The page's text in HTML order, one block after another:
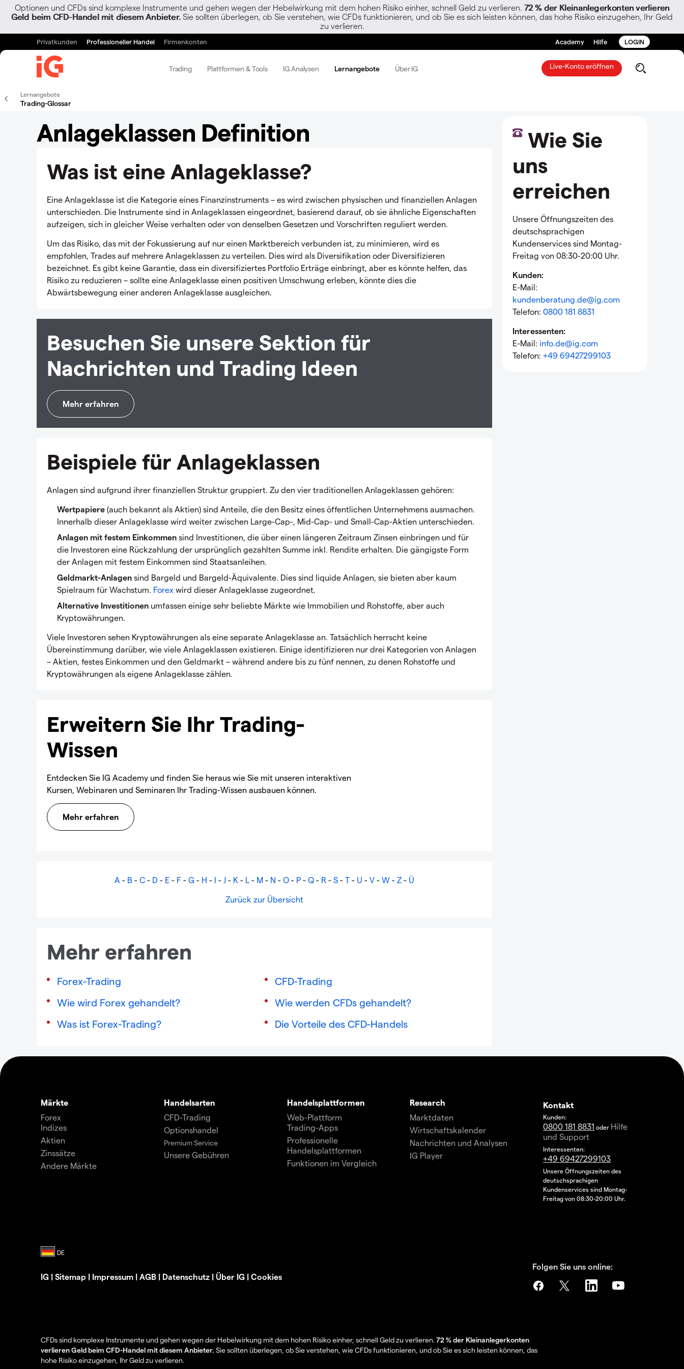
Optionen und CFDs sind komplexe Instrumente und gehen wegen der Hebelwirkung mit dem hohen Risiko einher, schnell Geld zu verlieren. 72 % der Kleinanlegerkonten verlieren
Geld beim CFD-Handel mit diesem Anbieter. Sie sollten überlegen, ob Sie verstehen, wie CFDs funktionieren, und ob Sie es sich leisten können, das hohe Risiko einzugehen, Ihr Geld
zu verlieren.
Privatkunden Professioneller Handel Firmenkonten Academy Hilfe LOGIN
Trading Plattformen & Tools IG Analysen Lernangebote Über IG Live-Konto eröffnen
Lernangebote
Trading-Glossar
Anlageklassen Definition
Was ist eine Anlageklasse?
Eine Anlageklasse ist die Kategorie eines Finanzinstruments – es wird zwischen physischen und finanziellen Anlagen
unterschieden. Die Instrumente sind in Anlageklassen eingeordnet, basierend darauf, ob sie ähnliche Eigenschaften
aufzeigen, sich in gleicher Weise verhalten oder von denselben Gesetzen und Vorschriften reguliert werden.
Um das Risiko, das mit der Fokussierung auf nur einen Marktbereich verbunden ist, zu minimieren, wird es
empfohlen, Trades auf mehrere Anlageklassen zu verteilen. Dies wird als Diversifikation oder Diversifizieren
bezeichnet. Es gibt keine Garantie, dass ein diversifiziertes Portfolio Erträge einbringt, aber es könnte helfen, das
Risiko zu reduzieren – sollte eine Anlageklasse einen positiven Umschwung erleben, könnte dies die
Abwärtsbewegung einer anderen Anlageklasse ausgleichen.
Besuchen Sie unsere Sektion für
Nachrichten und Trading Ideen
Mehr erfahren
Beispiele für Anlageklassen
Anlagen sind aufgrund ihrer finanziellen Struktur gruppiert. Zu den vier traditionellen Anlageklassen gehören:
Wertpapiere (auch bekannt als Aktien) sind Anteile, die den Besitz eines öffentlichen Unternehmens ausmachen.
Innerhalb dieser Anlageklasse wird weiter zwischen Large-Cap-, Mid-Cap- und Small-Cap-Aktien unterschieden.
Anlagen mit festem Einkommen sind Investitionen, die über einen längeren Zeitraum Zinsen einbringen und für
die Investoren eine Rückzahlung der ursprünglich gezahlten Summe inkl. Rendite erhalten. Die gängigste Form
der Anlagen mit festem Einkommen sind Staatsanleihen.
Geldmarkt-Anlagen sind Bargeld und Bargeld-Äquivalente. Dies sind liquide Anlagen, sie bieten aber kaum
Spielraum für Wachstum. Forex wird dieser Anlageklasse zugeordnet.
Alternative Investitionen umfassen einige sehr beliebte Märkte wie Immobilien und Rohstoffe, aber auch
Kryptowährungen.
Viele Investoren sehen Kryptowährungen als eine separate Anlageklasse an. Tatsächlich herrscht keine
Übereinstimmung darüber, wie viele Anlageklassen existieren. Einige identifizieren nur drei Kategorien von Anlagen
– Aktien, festes Einkommen und den Geldmarkt – während andere bis zu fünf nennen, zu denen Rohstoffe und
Kryptowährungen als eigene Anlageklasse zählen.
Erweitern Sie Ihr Trading-
Wissen
Entdecken Sie IG Academy und finden Sie heraus wie Sie mit unseren interaktiven
Kursen, Webinaren und Seminaren Ihr Trading-Wissen ausbauen können.
Mehr erfahren
A - B - C - D - E - F - G - H - I - J - K - L - M - N - O - P - Q - R - S - T - U - V - W - Z - Ü
Zurück zur Übersicht
Mehr erfahren
Forex-Trading
CFD-Trading
Wie wird Forex gehandelt?
Wie werden CFDs gehandelt?
Was ist Forex-Trading?
Die Vorteile des CFD-Handels
Wie Sie
uns
erreichen
Unsere Öffnungszeiten des
deutschsprachigen
Kundenservices sind Montag-
Freitag von 08:30-20:00 Uhr.
Kunden:
E-Mail:
kundenberatung.de@ig.com
Telefon: 0800 181 8831
Interessenten:
E-Mail: info.de@ig.com
Telefon: +49 69427299103
Märkte
Forex
Indizes
Aktien
Zinssätze
Andere Märkte
Handelsarten
CFD-Trading
Optionshandel
Premium Service
Unsere Gebühren
Handelsplattformen
Web-Plattform
Trading-Apps
Professionelle
Handelsplattformen
Funktionen im Vergleich
Research
Marktdaten
Wirtschaftskalender
Nachrichten und Analysen
IG Player
Kontakt
Kunden:
0800 181 8831 oder Hilfe
und Support
Interessenten:
+49 69427299103
Unsere Öffnungszeiten des
deutschsprachigen
Kundenservices sind Montag-
Freitag von 08:30-20:00 Uhr.
IG | Sitemap | Impressum | AGB | Datenschutz | Über IG | Cookies
Folgen Sie uns online:
CFDs sind komplexe Instrumente und gehen wegen der Hebelwirkung mit dem hohen Risiko einher, schnell Geld zu verlieren.72 % der Kleinanlegerkonten
verlieren Geld beim CFD-Handel mit diesem Anbieter. Sie sollten überlegen, ob Sie verstehen, wie CFDs funktionieren, und ob Sie es sich leisten können, das
hohe Risiko einzugehen, Ihr Geld zu verlieren.